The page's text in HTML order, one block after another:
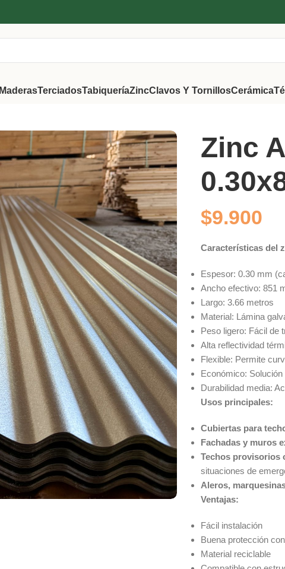
MaderasTerciadosTabiqueríaZincClavos Y TornillosCerámica
Zinc
$9.900
Características del
Espesor: 0.30 mm
Ancho efectivo: 851
Largo: 3.66 metros
Material: Lámina
Peso ligero: Fácil de
Alta reflectividad
Flexible: Permite
Económico:
Durabilidad media:
Usos principales:
Cubiertas para
Fachadas y muros
Techos provisorios
situaciones de
Aleros,
Ventajas:
Fácil instalación
Buena protección
Material reciclable